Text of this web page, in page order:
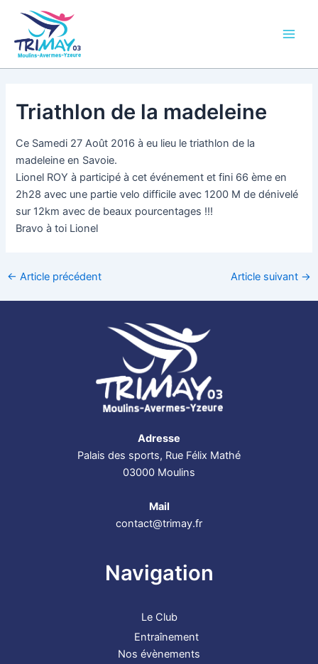
contenu
Triathlon de la madeleine
Ce Samedi 27 Août 2016 à eu lieu le triathlon de la
madeleine en Savoie.
Lionel ROY à participé à cet événement et fini 66 ème en
2h28 avec une partie velo difficile avec 1200 M de dénivelé
sur 12km avec de beaux pourcentages !!!
Bravo à toi Lionel
← Article précédent Article suivant →
Adresse
Palais des sports, Rue Félix Mathé
03000 Moulins
Mail
contact@trimay.fr
Navigation
Le Club
Entraînement
Nos évènements